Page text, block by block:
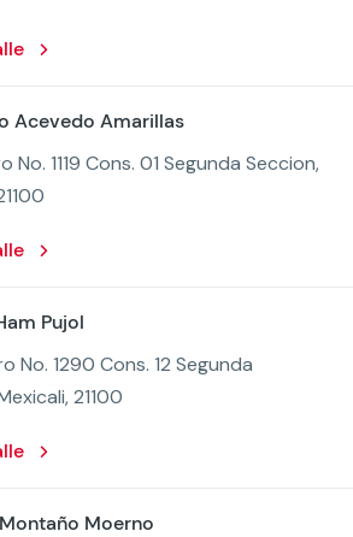
Acevedo Amarillas
No. 1119 Cons. 01 Segunda Seccion,
Pujol
No. 1290 Cons. 12 Segunda
21100
Moerno